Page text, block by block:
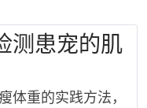
测患宠的肌
体重的实践方法，